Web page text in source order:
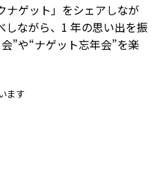
ナゲット」をシェアしなが
しながら、1 年の思い出を振
”や“ナゲット忘年会”を楽
ます